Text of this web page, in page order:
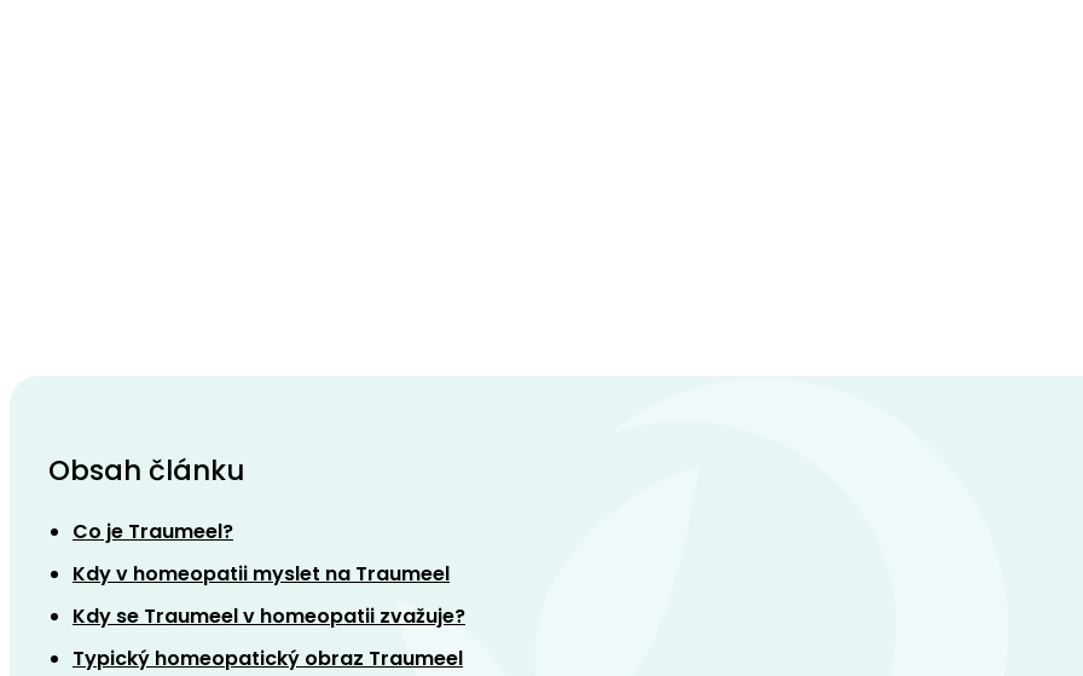
Obsah článku
Co je Traumeel?
Kdy v homeopatii myslet na Traumeel
Kdy se Traumeel v homeopatii zvažuje?
Typický homeopatický obraz Traumeel